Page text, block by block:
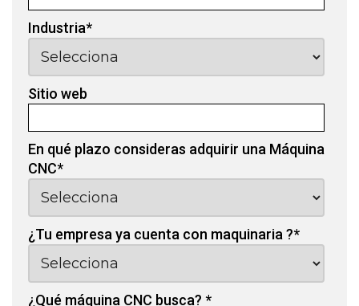
Industria*
Sitio web
En qué plazo consideras adquirir una Máquina
CNC*
¿Tu empresa ya cuenta con maquinaria ?*
¿Qué máquina CNC busca? *